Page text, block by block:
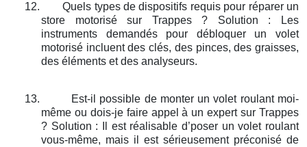
12.
Quels types de dispositifs requis pour réparer un
store motorisé sur Trappes ? Solution : Les
instruments demandés pour débloquer un volet
motorisé incluent des clés, des pinces, des graisses,
des éléments et des analyseurs.
13.
Est-il possible de monter un volet roulant moi-
même ou dois-je faire appel à un expert sur Trappes
? Solution : Il est réalisable d’poser un volet roulant
vous-même, mais il est sérieusement préconisé de